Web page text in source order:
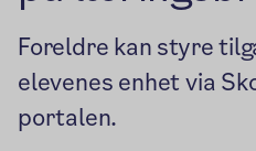
Foreldre kan styre
elevenes enhet via
portalen.